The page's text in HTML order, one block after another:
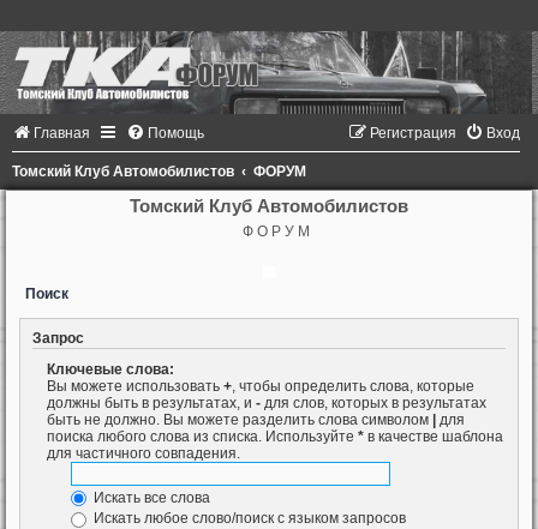
Главная Помощь Вход
Регистрация
Томский Клуб Автомобилистов ФОРУМ
Томский Клуб Автомобилистов
Ф О Р У М
Поиск
Запрос
Ключевые слова:
Вы можете использовать +, чтобы определить слова, которые
должны быть в результатах, и - для слов, которых в результатах
быть не должно. Вы можете разделить слова символом
для
поиска любого слова из списка. Используйте * в качестве шаблона
для частичного совпадения.
Искать все слова
Искать любое слово/поиск с языком запросов